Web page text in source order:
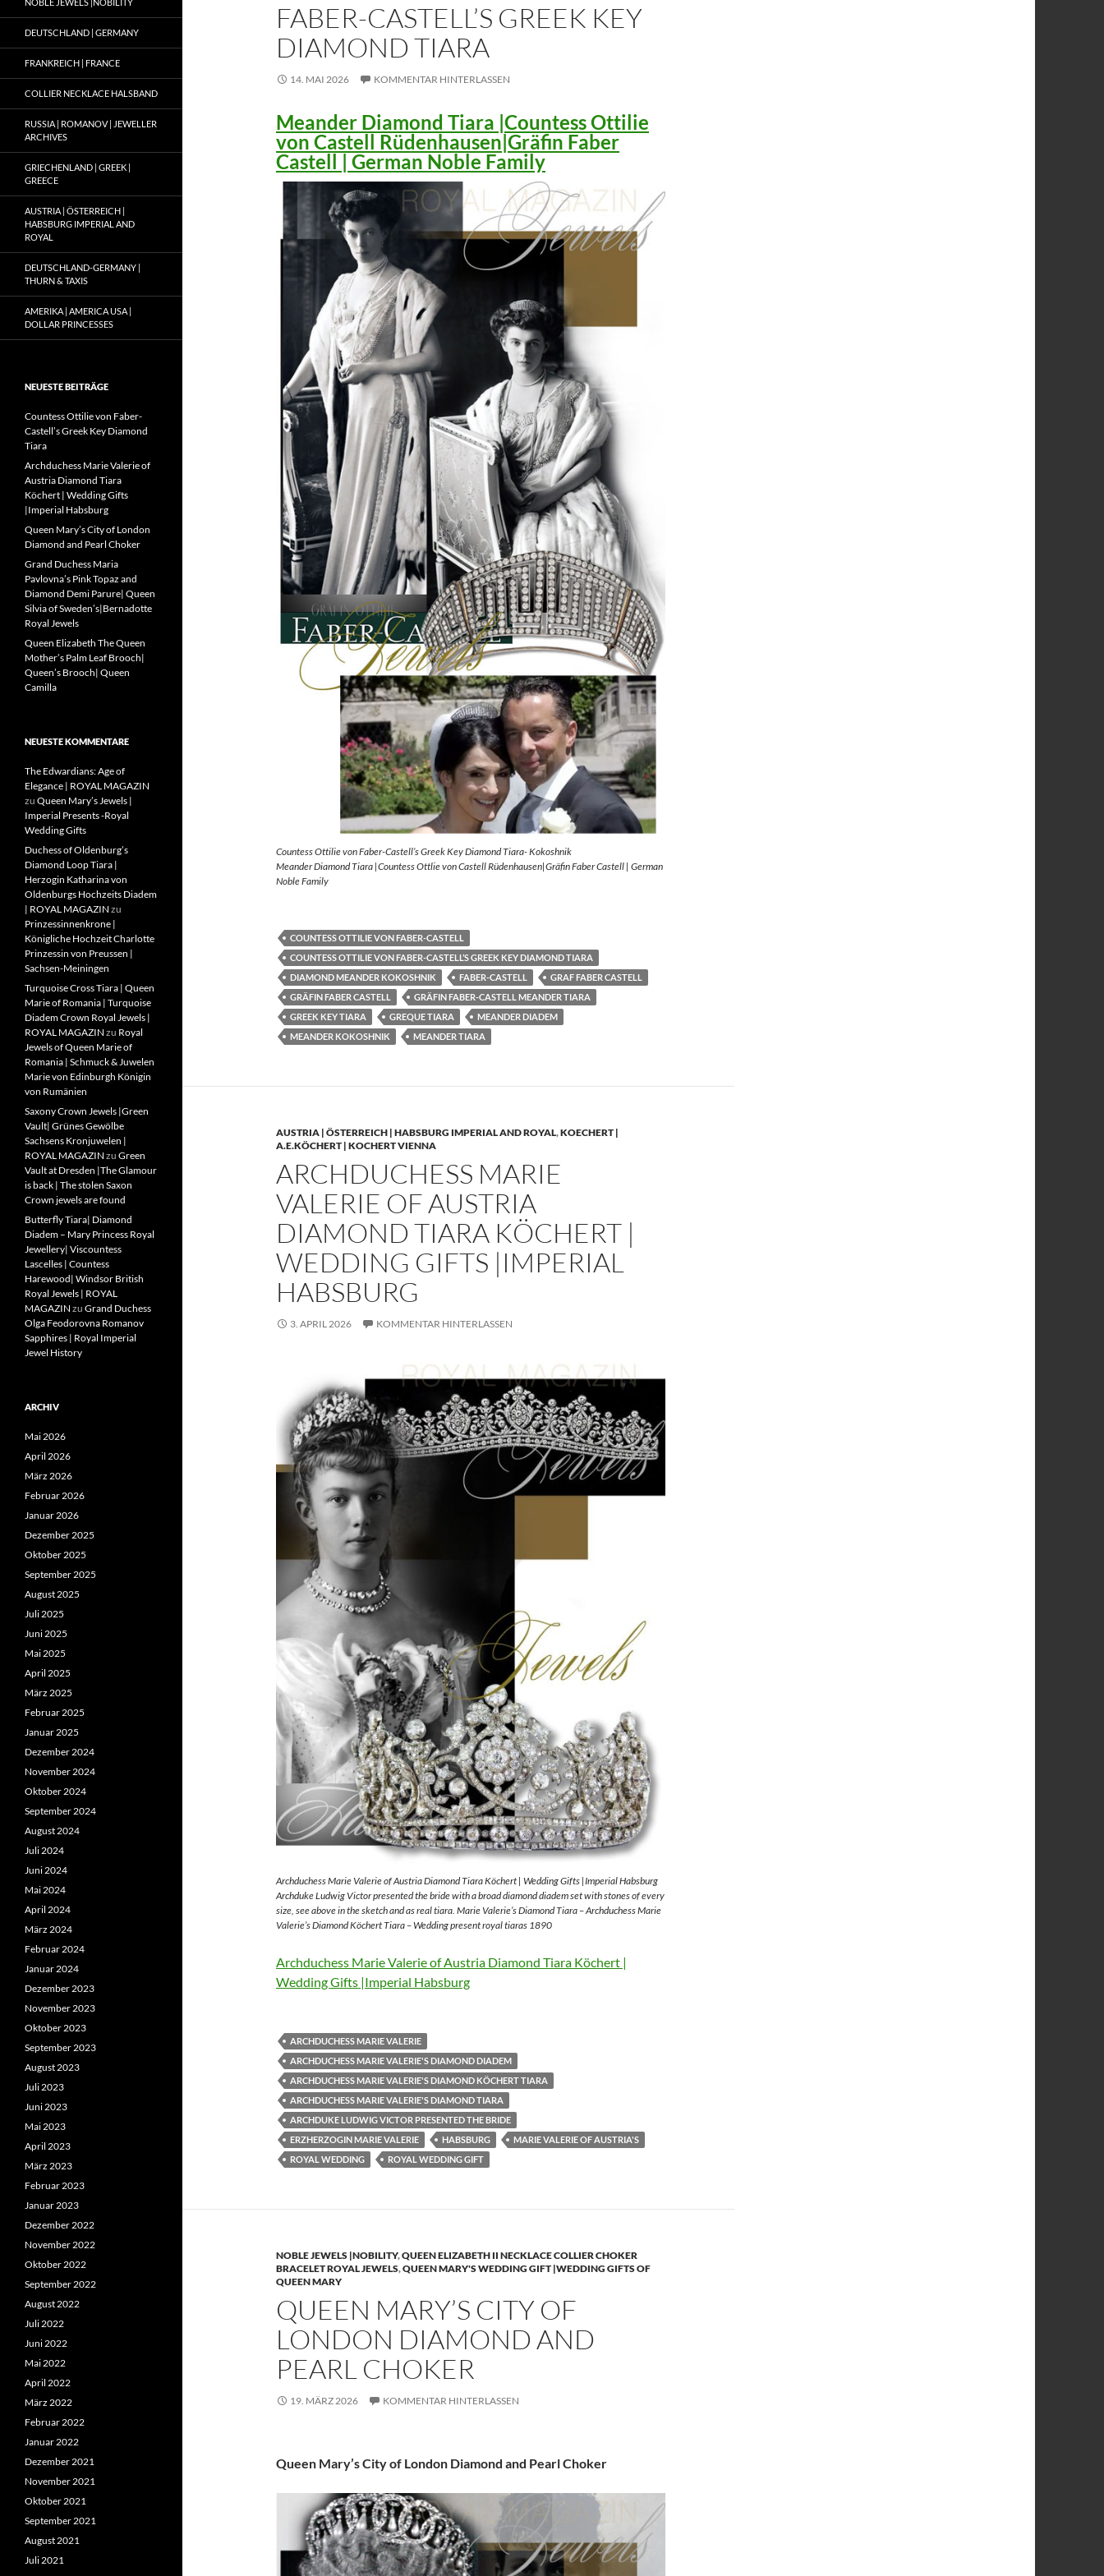
FABER-CASTELL’S GREEK KEY
DIAMOND TIARA
14. MAI 2026 KOMMENTAR HINTERLASSEN
Meander Diamond Tiara |Countess Ottilie
von Castell Rüdenhausen|Gräfin Faber
Castell | German Noble Family
Countess Ottilie von Faber-Castell’s Greek Key Diamond Tiara- Kokoshnik
Meander Diamond Tiara |Countess Ottlie von Castell Rüdenhausen|Gräfin Faber Castell | German
Noble Family
COUNTESS OTTILIE VON FABER-CASTELL
COUNTESS OTTILIE VON FABER-CASTELL’S GREEK KEY DIAMOND TIARA
DIAMOND MEANDER KOKOSHNIK
FABER-CASTELL
GRAF FABER CASTELL
GRÄFIN FABER CASTELL
GRÄFIN FABER-CASTELL MEANDER TIARA
GREEK KEY TIARA
GREQUE TIARA
MEANDER DIADEM
MEANDER KOKOSHNIK
MEANDER TIARA
AUSTRIA | ÖSTERREICH | HABSBURG IMPERIAL AND ROYAL,KOECHERT |
A.E.KÖCHERT | KOCHERT VIENNA
ARCHDUCHESS MARIE
VALERIE OF AUSTRIA
DIAMOND TIARA KÖCHERT |
WEDDING GIFTS |IMPERIAL
HABSBURG
3. APRIL 2026 KOMMENTAR HINTERLASSEN
Archduchess Marie Valerie of Austria Diamond Tiara Köchert | Wedding Gifts |Imperial Habsburg
Archduke Ludwig Victor presented the bride with a broad diamond diadem set with stones of every
size, see above in the sketch and as real tiara. Marie Valerie’s Diamond Tiara – Archduchess Marie
Valerie’s Diamond Köchert Tiara – Wedding present royal tiaras 1890
Archduchess Marie Valerie of Austria Diamond Tiara Köchert |
Wedding Gifts |Imperial Habsburg
ARCHDUCHESS MARIE VALERIE
ARCHDUCHESS MARIE VALERIE'S DIAMOND DIADEM
ARCHDUCHESS MARIE VALERIE'S DIAMOND KÖCHERT TIARA
ARCHDUCHESS MARIE VALERIE'S DIAMOND TIARA
ARCHDUKE LUDWIG VICTOR PRESENTED THE BRIDE
ERZHERZOGIN MARIE VALERIE
HABSBURG
MARIE VALERIE OF AUSTRIA'S
ROYAL WEDDING
ROYAL WEDDING GIFT
NOBLE JEWELS |NOBILITY,QUEEN ELIZABETH II NECKLACE COLLIER CHOKER
BRACELET ROYAL JEWELS,QUEEN MARY'S WEDDING GIFT |WEDDING GIFTS OF
QUEEN MARY
QUEEN MARY’S CITY OF
LONDON DIAMOND AND
PEARL CHOKER
19. MÄRZ 2026 KOMMENTAR HINTERLASSEN
Queen Mary’s City of London Diamond and Pearl Choker
DEUTSCHLAND | GERMANY
FRANKREICH | FRANCE
COLLIER NECKLACE HALSBAND
RUSSIA | ROMANOV | JEWELLER
ARCHIVES
GRIECHENLAND | GREEK |
GREECE
AUSTRIA | ÖSTERREICH |
HABSBURG IMPERIAL AND
ROYAL
DEUTSCHLAND-GERMANY |
THURN & TAXIS
AMERIKA | AMERICA USA |
DOLLAR PRINCESSES
NEUESTE BEITRÄGE
Countess Ottilie von Faber-
Castell’s Greek Key Diamond
Tiara
Archduchess Marie Valerie of
Austria Diamond Tiara
Köchert | Wedding Gifts
|Imperial Habsburg
Queen Mary’s City of London
Diamond and Pearl Choker
Grand Duchess Maria
Pavlovna’s Pink Topaz and
Diamond Demi Parure| Queen
Silvia of Sweden’s|Bernadotte
Royal Jewels
Queen Elizabeth The Queen
Mother’s Palm Leaf Brooch|
Queen’s Brooch| Queen
Camilla
NEUESTE KOMMENTARE
The Edwardians: Age of
Elegance | ROYAL MAGAZIN
zu Queen Mary’s Jewels |
Imperial Presents -Royal
Wedding Gifts
Duchess of Oldenburg’s
Diamond Loop Tiara |
Herzogin Katharina von
Oldenburgs Hochzeits Diadem
| ROYAL MAGAZIN zu
Prinzessinnenkrone |
Königliche Hochzeit Charlotte
Prinzessin von Preussen |
Sachsen-Meiningen
Turquoise Cross Tiara | Queen
Marie of Romania | Turquoise
Diadem Crown Royal Jewels |
ROYAL MAGAZIN zu Royal
Jewels of Queen Marie of
Romania | Schmuck & Juwelen
Marie von Edinburgh Königin
von Rumänien
Saxony Crown Jewels |Green
Vault| Grünes Gewölbe
Sachsens Kronjuwelen |
ROYAL MAGAZIN zu Green
Vault at Dresden |The Glamour
is back | The stolen Saxon
Crown jewels are found
Butterfly Tiara| Diamond
Diadem – Mary Princess Royal
Jewellery| Viscountess
Lascelles | Countess
Harewood| Windsor British
Royal Jewels | ROYAL
MAGAZIN zu Grand Duchess
Olga Feodorovna Romanov
Sapphires | Royal Imperial
Jewel History
ARCHIV
Mai 2026
April 2026
März 2026
Februar 2026
Januar 2026
Dezember 2025
Oktober 2025
September 2025
August 2025
Juli 2025
Juni 2025
Mai 2025
April 2025
März 2025
Februar 2025
Januar 2025
Dezember 2024
November 2024
Oktober 2024
September 2024
August 2024
Juli 2024
Juni 2024
Mai 2024
April 2024
März 2024
Februar 2024
Januar 2024
Dezember 2023
November 2023
Oktober 2023
September 2023
August 2023
Juli 2023
Juni 2023
Mai 2023
April 2023
März 2023
Februar 2023
Januar 2023
Dezember 2022
November 2022
Oktober 2022
September 2022
August 2022
Juli 2022
Juni 2022
Mai 2022
April 2022
März 2022
Februar 2022
Januar 2022
Dezember 2021
November 2021
Oktober 2021
September 2021
August 2021
Juli 2021